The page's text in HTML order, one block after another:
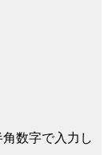
角数字で入力し